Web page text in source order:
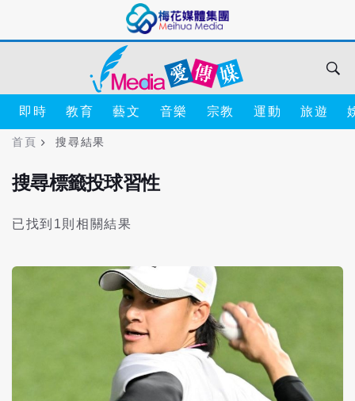
即時 教育 藝文 音樂 宗教 運動 旅遊
首頁 搜尋結果
搜尋標籤投球習性
已找到1則相關結果